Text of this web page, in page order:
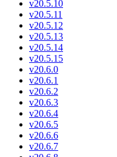
v20.5.10
v20.5.11
v20.5.12
v20.5.13
v20.5.14
v20.5.15
v20.6.0
v20.6.1
v20.6.2
v20.6.3
v20.6.4
v20.6.5
v20.6.6
v20.6.7